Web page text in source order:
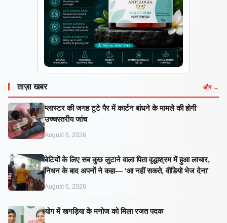
ताज़ा खबर और →
प्लास्टर की जगह टूटे पैर में कार्टन बांधने के मामले की होगी
उच्चस्तरीय जांच
August 6, 2026
बेटियों के लिए सब कुछ लुटाने वाला पिता वृद्धाश्रम में हुआ लाचार,
निधन के बाद अपनों ने कहा— ‘आ नहीं सकते, वीडियो भेज देना’
August 6, 2026
​योग में खगड़िया के मनोज को मिला रजत पदक